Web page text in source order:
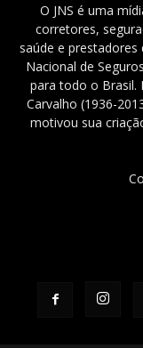
O JNS é uma
corretores,
saúde e prestadores
Nacional de
para todo o Brasil.
Carvalho (1936-
motivou sua